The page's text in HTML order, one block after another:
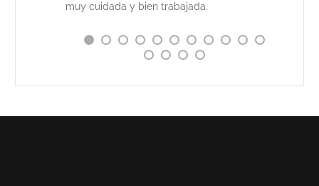
muy cuidada y bien trabajada.